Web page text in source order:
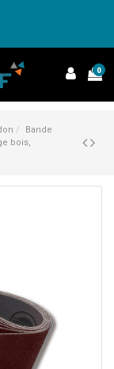
0
Bande
bois,